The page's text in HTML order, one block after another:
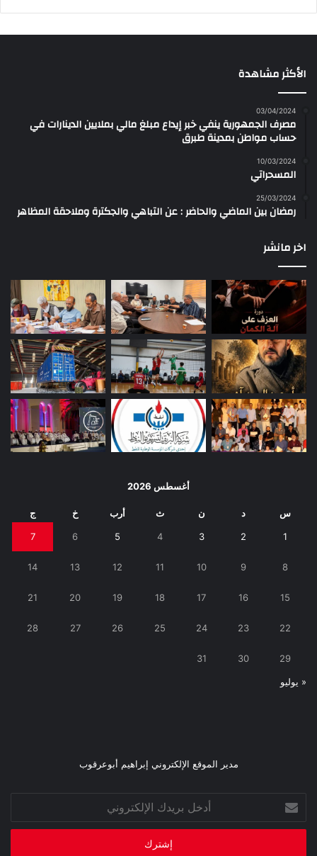
الأكثر مشاهدة
03/04/2024
مصرف الجمهورية ينفي خبر إيداع مبلغ مالي بملايين الدينارات في
حساب مواطن بمدينة طبرق
10/03/2024
المسحراتي
25/03/2024
رمضان بين الماضي والحاضر : عن التباهي والجكترة وملاحقة المظاهر
اخر مانشر
أغسطس 2026
س د ن ث أرب خ ج
1
2
3
4
5
6
7
8
9
10
11
12
13
14
15
16
17
18
19
20
21
22
23
24
25
26
27
28
29
30
31
« يوليو
مدير الموقع الإلكتروني إبراهيم أبوعرقوب
بريدك
الإلكتروني